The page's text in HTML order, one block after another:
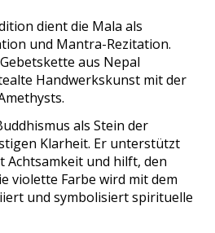
dient die Mala als
und Mantra-Rezitation.
aus Nepal
Handwerkskunst mit der
als Stein der
Klarheit. Er unterstützt
und hilft, den
violette Farbe wird mit dem
und symbolisiert spirituelle